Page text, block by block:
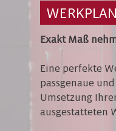
Exakt Maß
Eine perfekte
passgenaue
Umsetzung
ausgestatteten